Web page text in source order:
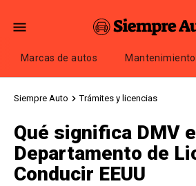
Marcas de autos Mantenimiento
Siempre Auto Trámites y licencias
Qué significa DMV
Departamento de
Conducir EEUU